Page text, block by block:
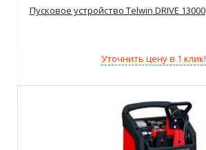
Пусковое устройство Telwin DRIVE 13000
Уточнить цену в 1 клик!